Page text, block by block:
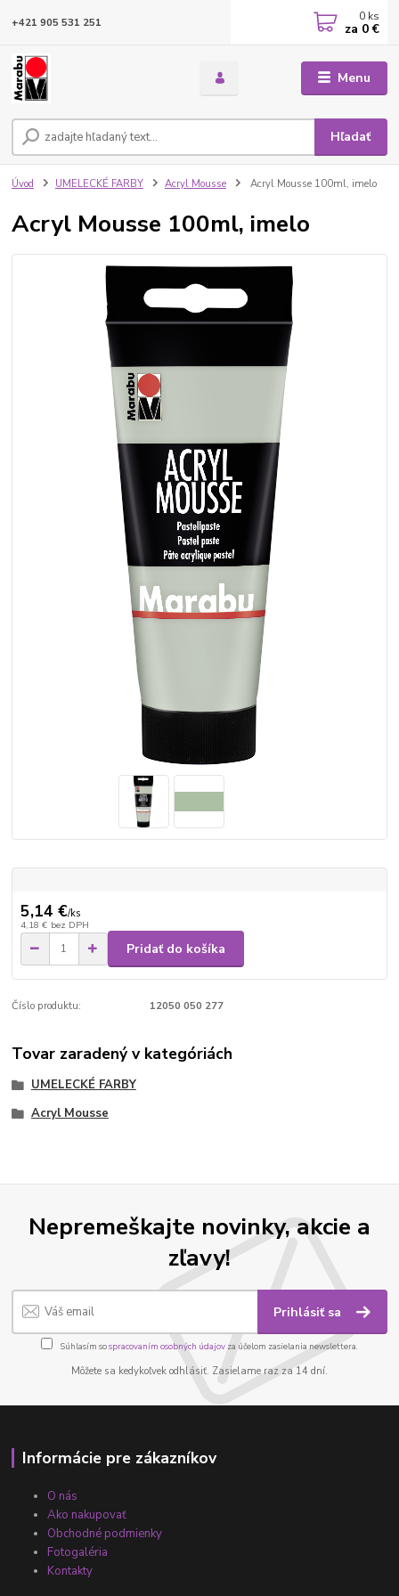
Menu
Hľadať
+421 905 531 251 0 ks
za 0 €
Úvod UMELECKÉ FARBY Acryl Mousse Acryl Mousse 100ml, imelo
Acryl Mousse 100ml, imelo
5,14 €/ks
4,18 € bez DPH
Pridať do košíka
Číslo produktu: 12050 050 277
Tovar zaradený v kategóriách
UMELECKÉ FARBY
Acryl Mousse
Nepremeškajte novinky, akcie a
zľavy!
Prihlásiť sa
Súhlasím sospracovaním osobných údajov za účelom zasielania newslettera.
Môžete sa kedykoľvek odhlásiť. Zasielame raz za 14 dní.
Informácie pre zákazníkov
O nás
Ako nakupovať
Obchodné podmienky
Fotogaléria
Kontakty